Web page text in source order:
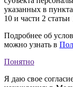
указанных в
10 и части 2
Подробнее об
можно узнать в
Понятно
Я даю свое